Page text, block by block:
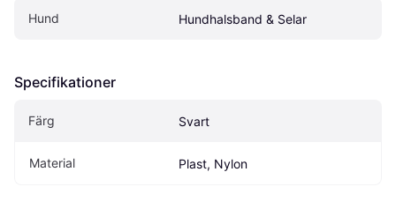
Hund Hundhalsband & Selar
Specifikationer
Färg Svart
Material Plast, Nylon